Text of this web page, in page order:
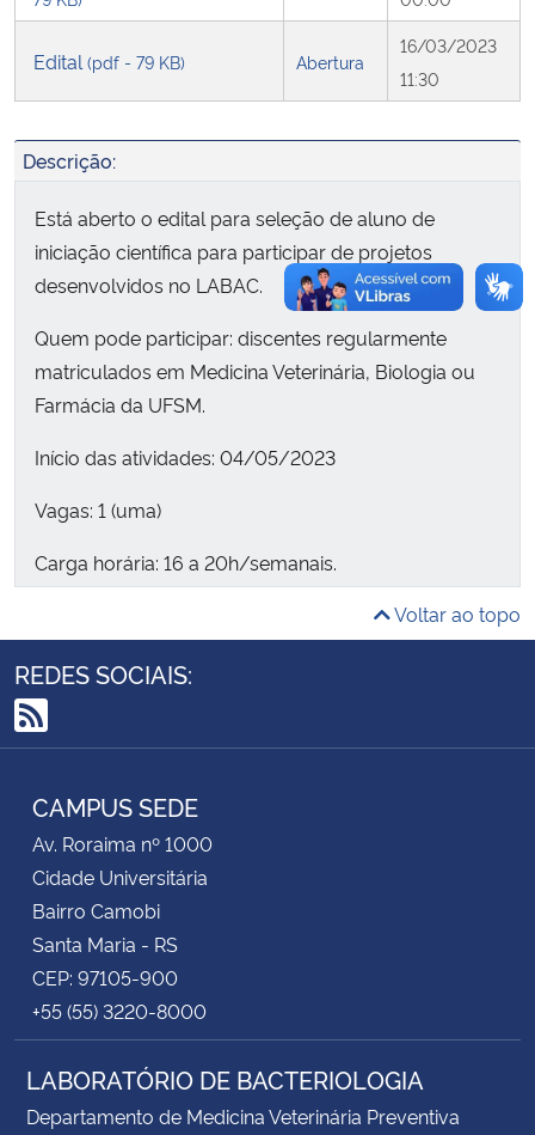
Ministério da Mulher, da Família e dos Direitos Humanos
Gabinete de Segurança Institucional
Banco Central do Brasil
Edital (pdf - 79 KB) Abertura
16/03/2023
11:30
Descrição:
Está aberto o edital para seleção de aluno de
iniciação científica para participar de projetos
desenvolvidos no LABAC.
Quem pode participar: discentes regularmente
matriculados em Medicina Veterinária, Biologia ou
Farmácia da UFSM.
Início das atividades: 04/05/2023
Vagas: 1 (uma)
Carga horária: 16 a 20h/semanais.
Demais informações: acessar e ler o edital.
Voltar ao topo
REDES SOCIAIS:
RSS
CAMPUS SEDE
Av. Roraima nº 1000
Cidade Universitária
Bairro Camobi
Santa Maria - RS
CEP: 97105-900
+55 (55) 3220-8000
LABORATÓRIO DE BACTERIOLOGIA
Departamento de Medicina Veterinária Preventiva